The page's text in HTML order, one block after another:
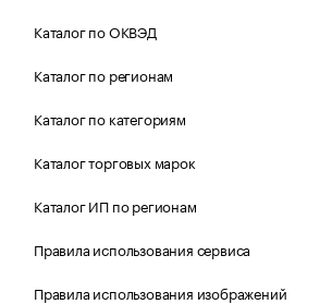
Каталог по ОКВЭД
Каталог по регионам
Каталог по категориям
Каталог торговых марок
Каталог ИП по регионам
Правила использования сервиса
Правила использования изображений